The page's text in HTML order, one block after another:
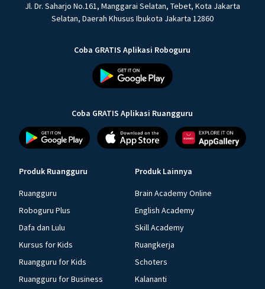
Jl. Dr. Saharjo No.161, Manggarai Selatan, Tebet, Kota Jakarta
Selatan, Daerah Khusus Ibukota Jakarta 12860
Coba GRATIS Aplikasi Roboguru
Coba GRATIS Aplikasi Ruangguru
Produk Ruangguru
Ruangguru
Roboguru Plus
Dafa dan Lulu
Kursus for Kids
Ruangguru for Kids
Ruangguru for Business
Produk Lainnya
Brain Academy Online
English Academy
Skill Academy
Ruangkerja
Schoters
Kalananti